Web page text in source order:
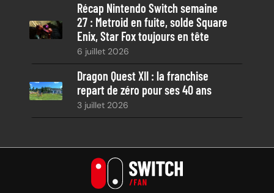
Récap Nintendo Switch semaine
27 : Metroid en fuite, solde Square
Enix, Star Fox toujours en tête
6 juillet 2026
Dragon Quest XII : la franchise
repart de zéro pour ses 40 ans
3 juillet 2026